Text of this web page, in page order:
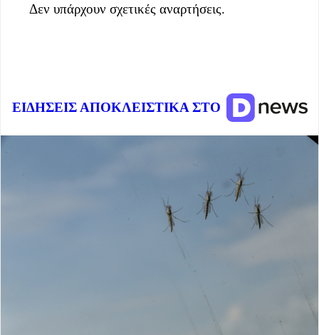
Δεν υπάρχουν σχετικές αναρτήσεις.
ΕΙΔΗΣΕΙΣ ΑΠΟΚΛΕΙΣΤΙΚΑ ΣΤΟ